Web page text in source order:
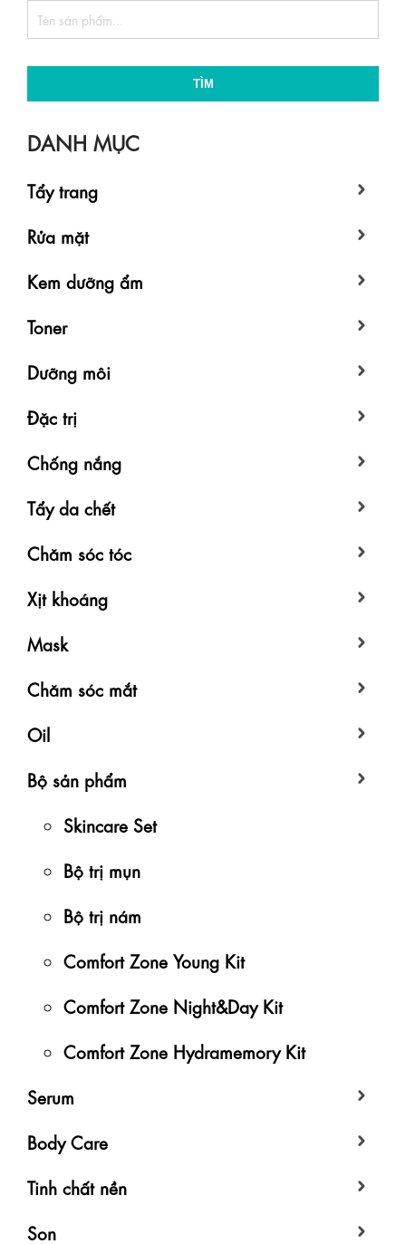
TÌM
DANH MỤC
Tẩy trang
Rửa mặt
Kem dưỡng ẩm
Toner
Dưỡng môi
Đặc trị
Chống nắng
Tẩy da chết
Chăm sóc tóc
Xịt khoáng
Mask
Chăm sóc mắt
Oil
Bộ sản phẩm
Skincare Set
Bộ trị mụn
Bộ trị nám
Comfort Zone Young Kit
Comfort Zone Night&Day Kit
Comfort Zone Hydramemory Kit
Serum
Body Care
Tinh chất nền
Son